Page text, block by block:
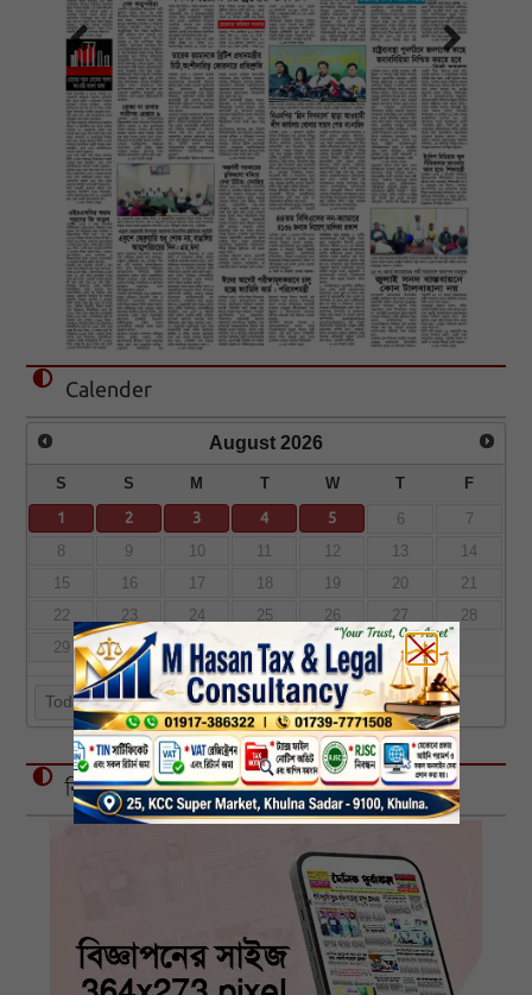
Calender
August 2026
S S M T W T F
1 2 3 4 5 6
7
8
9 10 11 12 13
14
15
16 17 18 19 20
21
22
23 24 25 26 27
28
29
30 31
Today
বিজ্ঞাপন